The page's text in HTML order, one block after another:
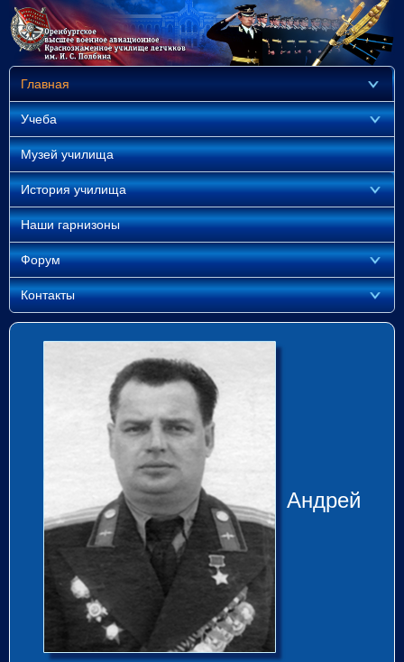
Главная
Учеба
Музей училища
История училища
Наши гарнизоны
Форум
Контакты
Андрей